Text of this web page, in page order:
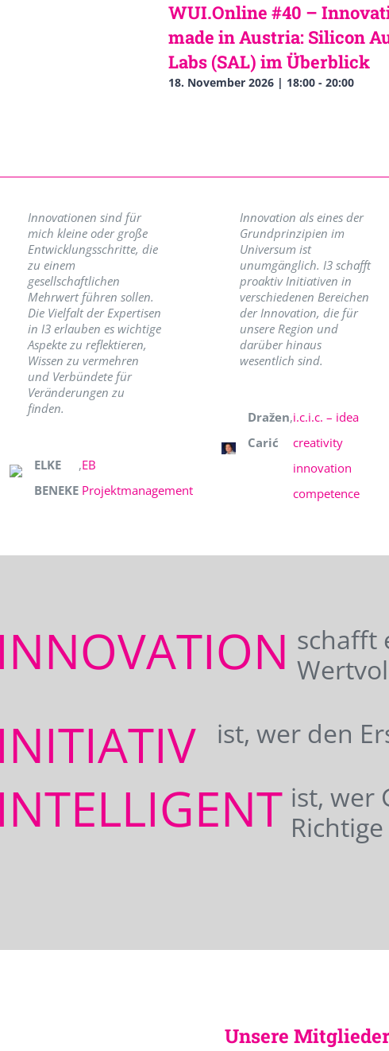
WUI.Online #40 –
made in Austria: Silicon
Labs (SAL) im Überblick
18. November 2026 | 18:00- 20:00
Innovationen sind für
mich kleine oder große
Entwicklungsschritte, die
zu einem
gesellschaftlichen
Mehrwert führen sollen.
Die Vielfalt der Expertisen
in I3 erlauben es wichtige
Aspekte zu reflektieren,
Wissen zu vermehren
und Verbündete für
Veränderungen zu
finden.
ELKE
BENEKE
,EB
Projektmanagement
Innovation als eines der
Grundprinzipien im
Universum ist
unumgänglich. I3 schafft
proaktiv Initiativen in
verschiedenen Bereichen
der Innovation, die für
unsere Region und
darüber hinaus
wesentlich sind.
Dražen
Carić
,i.c.i.c. – idea
creativity
innovation
competence
INNOVATION schafft
INITIATIV ist, wer den
INTELLIGENT ist, wer
Unsere Mitglieder